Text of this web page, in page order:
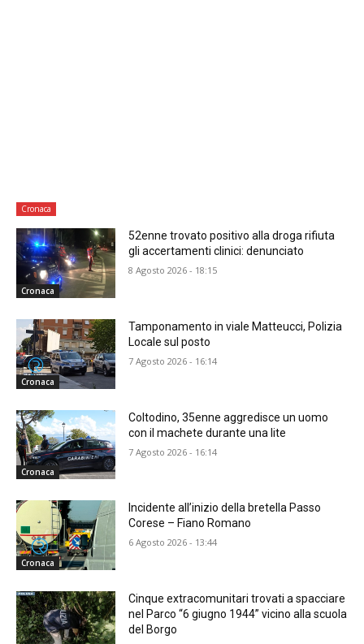
Cronaca
Cronaca
52enne trovato positivo alla droga rifiuta
gli accertamenti clinici: denunciato
8 Agosto 2026 - 18:15
Cronaca
Tamponamento in viale Matteucci, Polizia
Locale sul posto
7 Agosto 2026 - 16:14
Cronaca
Coltodino, 35enne aggredisce un uomo
con il machete durante una lite
7 Agosto 2026 - 16:14
Cronaca
Incidente all’inizio della bretella Passo
Corese – Fiano Romano
6 Agosto 2026 - 13:44
Cinque extracomunitari trovati a spacciare
nel Parco “6 giugno 1944” vicino alla scuola
del Borgo